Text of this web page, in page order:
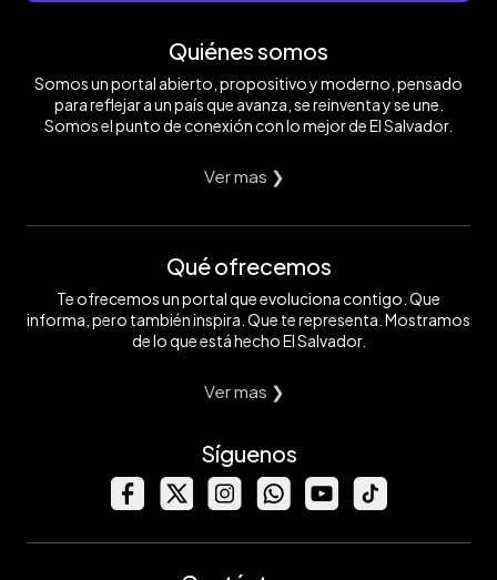
Quiénes somos
Somos un portal abierto, propositivo y moderno, pensado
para reflejar a un país que avanza, se reinventa y se une.
Somos el punto de conexión con lo mejor de El Salvador.
Ver mas ❯
Qué ofrecemos
Te ofrecemos un portal que evoluciona contigo. Que
informa, pero también inspira. Que te representa. Mostramos
de lo que está hecho El Salvador.
Ver mas ❯
Síguenos